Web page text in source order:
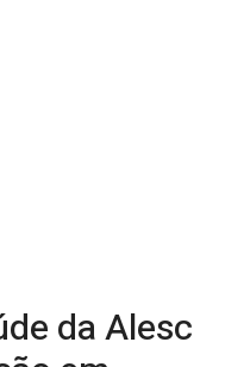
da Alesc